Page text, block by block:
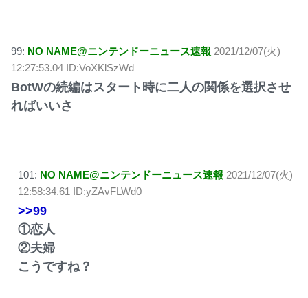
99: NO NAME@ニンテンドーニュース速報 2021/12/07(火)
12:27:53.04 ID:VoXKlSzWd
BotWの続編はスタート時に二人の関係を選択させ
ればいいさ
101: NO NAME@ニンテンドーニュース速報 2021/12/07(火)
12:58:34.61 ID:yZAvFLWd0
>>99
①恋人
②夫婦
こうですね？